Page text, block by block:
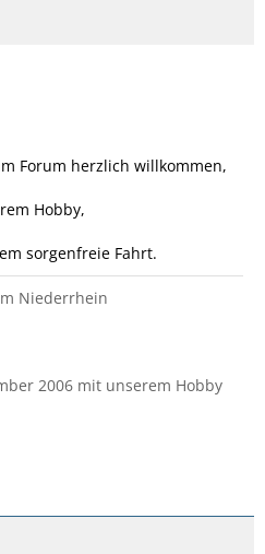
Forum herzlich willkommen,
Hobby,
sorgenfreie Fahrt.
Niederrhein
2006 mit unserem Hobby